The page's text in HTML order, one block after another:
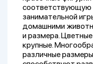
соответствующую
занимательной
домашними
и размера.
крупные.
различные